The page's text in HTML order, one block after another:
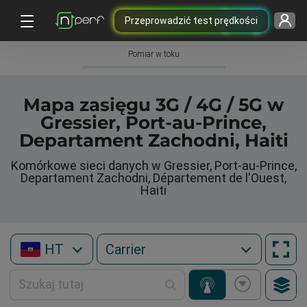
Przeprowadzić test prędkości
Pomiar w toku
Mapa zasięgu 3G / 4G / 5G w
Gressier, Port-au-Prince,
Departament Zachodni, Haiti
Komórkowe sieci danych w Gressier, Port-au-Prince,
Departament Zachodni, Département de l'Ouest,
Haiti
HT